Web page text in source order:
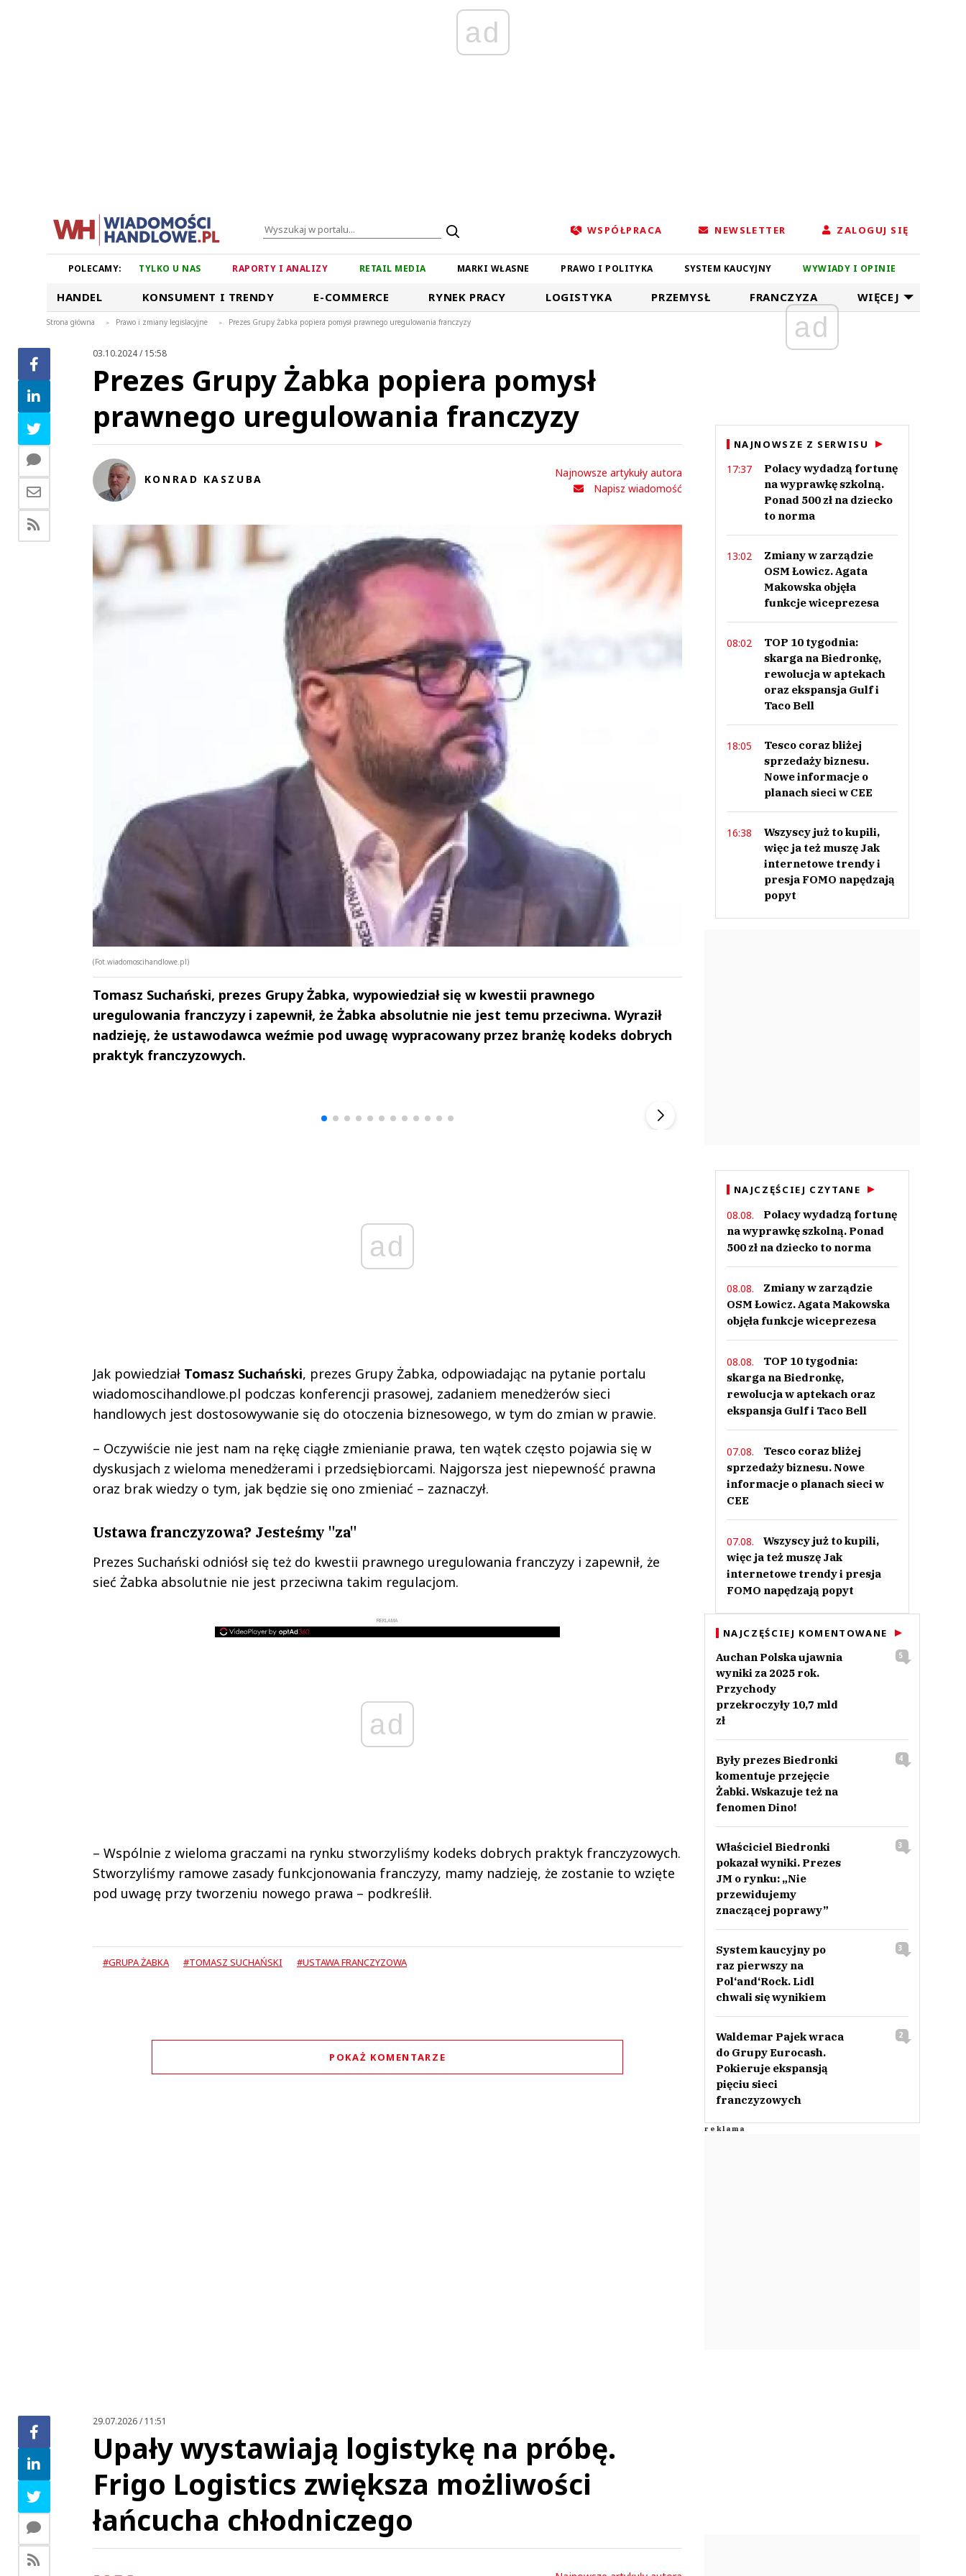
ad
WSPÓŁPRACA NEWSLETTER ZALOGUJ SIĘ
POLECAMY: TYLKO U NAS RAPORTY I ANALIZY RETAIL MEDIA MARKI WŁASNE PRAWO I POLITYKA SYSTEM KAUCYJNY WYWIADY I OPINIE
HANDEL KONSUMENT I TRENDY E-COMMERCE RYNEK PRACY LOGISTYKA PRZEMYSŁ FRANCZYZA WIĘCEJ
Strona główna > Prawo i zmiany legislacyjne > Prezes Grupy Żabka popiera pomysł prawnego uregulowania franczyzy
03.10.2024 / 15:58
Prezes Grupy Żabka popiera pomysł
prawnego uregulowania franczyzy
KONRAD KASZUBA
Najnowsze artykuły autora
Napisz wiadomość
(Fot.wiadomoscihandlowe.pl)
Tomasz Suchański, prezes Grupy Żabka, wypowiedział się w kwestii prawnego
uregulowania franczyzy i zapewnił, że Żabka absolutnie nie jest temu przeciwna. Wyraził
nadzieję, że ustawodawca weźmie pod uwagę wypracowany przez branżę kodeks dobrych
praktyk franczyzowych.
ad
Jak powiedział Tomasz Suchański, prezes Grupy Żabka, odpowiadając na pytanie portalu
wiadomoscihandlowe.pl podczas konferencji prasowej, zadaniem menedżerów sieci
handlowych jest dostosowywanie się do otoczenia biznesowego, w tym do zmian w prawie.
– Oczywiście nie jest nam na rękę ciągłe zmienianie prawa, ten wątek często pojawia się w
dyskusjach z wieloma menedżerami i przedsiębiorcami. Najgorsza jest niepewność prawna
oraz brak wiedzy o tym, jak będzie się ono zmieniać – zaznaczył.
Ustawa franczyzowa? Jesteśmy "za"
Prezes Suchański odniósł się też do kwestii prawnego uregulowania franczyzy i zapewnił, że
sieć Żabka absolutnie nie jest przeciwna takim regulacjom.
REKLAMA
ad
– Wspólnie z wieloma graczami na rynku stworzyliśmy kodeks dobrych praktyk franczyzowych.
Stworzyliśmy ramowe zasady funkcjonowania franczyzy, mamy nadzieję, że zostanie to wzięte
pod uwagę przy tworzeniu nowego prawa – podkreślił.
#GRUPA ŻABKA #TOMASZ SUCHAŃSKI #USTAWA FRANCZYZOWA
POKAŻ KOMENTARZE
ad
NAJNOWSZE Z SERWISU
17:37
Polacy wydadzą fortunę
na wyprawkę szkolną.
Ponad 500 zł na dziecko
to norma
13:02
Zmiany w zarządzie
OSM Łowicz. Agata
Makowska objęła
funkcje wiceprezesa
08:02
TOP 10 tygodnia:
skarga na Biedronkę,
rewolucja w aptekach
oraz ekspansja Gulf i
Taco Bell
18:05
Tesco coraz bliżej
sprzedaży biznesu.
Nowe informacje o
planach sieci w CEE
16:38
Wszyscy już to kupili,
więc ja też muszę Jak
internetowe trendy i
presja FOMO napędzają
popyt
NAJCZĘŚCIEJ CZYTANE
08.08.
Polacy wydadzą fortunę
na wyprawkę szkolną. Ponad
500 zł na dziecko to norma
08.08.
Zmiany w zarządzie
OSM Łowicz. Agata Makowska
objęła funkcje wiceprezesa
08.08.
TOP 10 tygodnia:
skarga na Biedronkę,
rewolucja w aptekach oraz
ekspansja Gulf i Taco Bell
07.08.
Tesco coraz bliżej
sprzedaży biznesu. Nowe
informacje o planach sieci w
CEE
07.08.
Wszyscy już to kupili,
więc ja też muszę Jak
internetowe trendy i presja
FOMO napędzają popyt
NAJCZĘŚCIEJ KOMENTOWANE
Auchan Polska ujawnia
wyniki za 2025 rok.
Przychody
przekroczyły 10,7 mld
zł
5
Były prezes Biedronki
komentuje przejęcie
Żabki. Wskazuje też na
fenomen Dino!
4
Właściciel Biedronki
pokazał wyniki. Prezes
JM o rynku: „Nie
przewidujemy
znaczącej poprawy”
3
System kaucyjny po
raz pierwszy na
Pol‘and‘Rock. Lidl
chwali się wynikiem
3
Waldemar Pajek wraca
do Grupy Eurocash.
Pokieruje ekspansją
pięciu sieci
franczyzowych
2
29.07.2026 / 11:51
Upały wystawiają logistykę na próbę.
Frigo Logistics zwiększa możliwości
łańcucha chłodniczego